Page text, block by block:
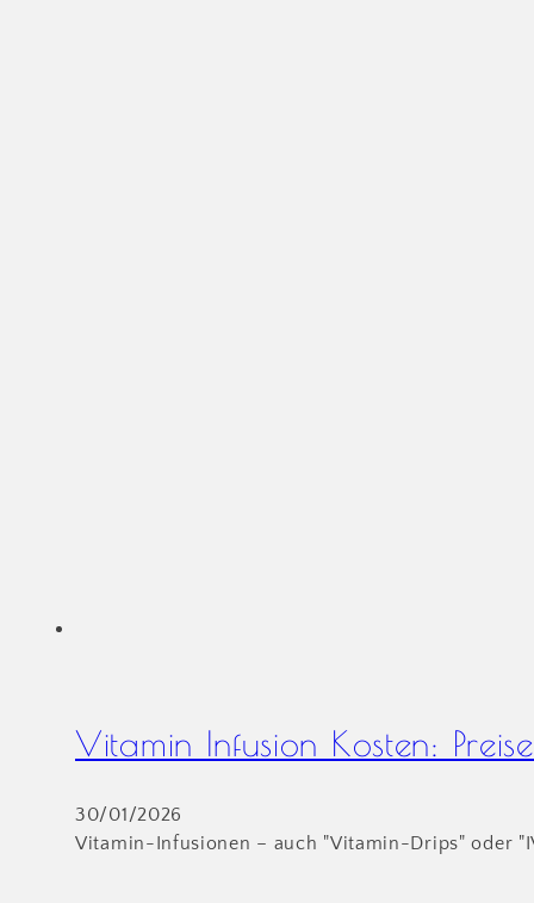
Vitamin Infusion Kosten:
30/01/2026
Vitamin-Infusionen – auch "Vitamin-Drips" oder